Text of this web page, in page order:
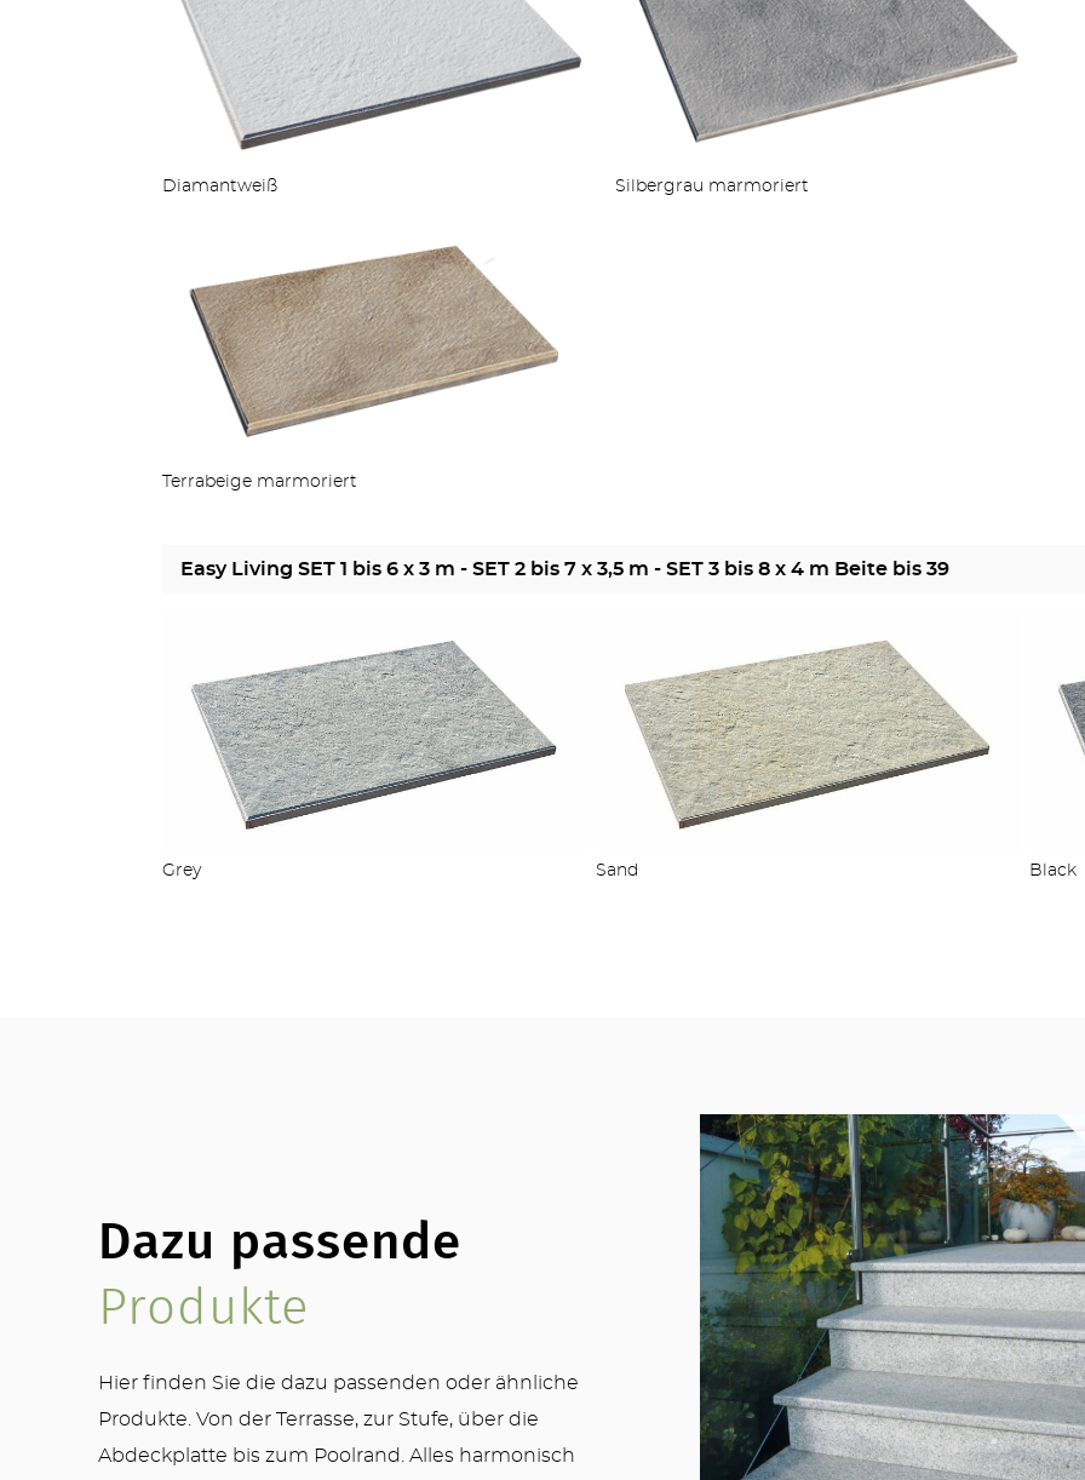
Diamantweiß Silbergrau marmoriert
Terrabeige marmoriert
Easy Living SET 1 bis 6 x 3 m - SET 2 bis 7 x 3,5 m - SET 3 bis 8 x 4 m Beite bis 39
Grey Sand Black
Dazu passende
Produkte
Hier finden Sie die dazu passenden oder ähnliche
Produkte. Von der Terrasse, zur Stufe, über die
Abdeckplatte bis zum Poolrand. Alles harmonisch